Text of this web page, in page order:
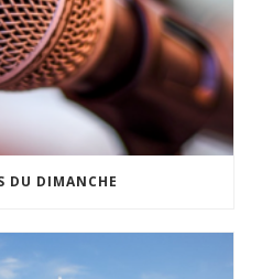
DU DIMANCHE